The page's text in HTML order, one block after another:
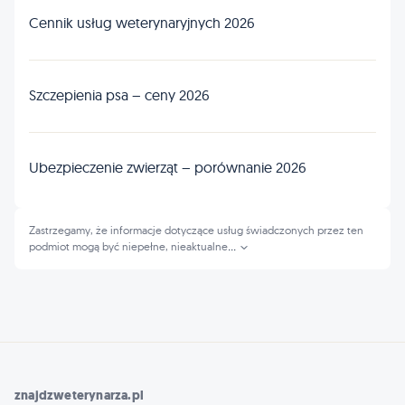
Cennik usług weterynaryjnych 2026
Szczepienia psa – ceny 2026
Ubezpieczenie zwierząt – porównanie 2026
Zastrzegamy, że informacje dotyczące usług świadczonych przez ten
podmiot mogą być niepełne, nieaktualne...
znajdzweterynarza.pl